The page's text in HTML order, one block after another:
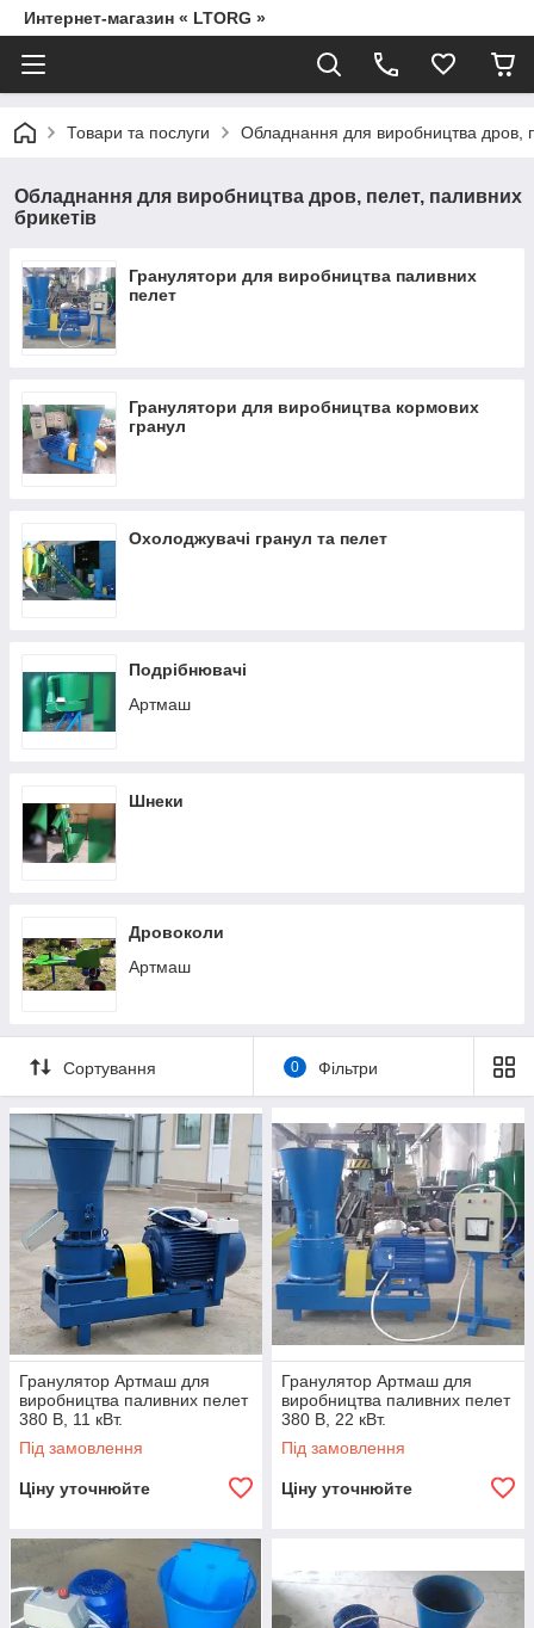
Интернет-магазин « LTORG »
Товари та послуги Обладнання для виробництва дров,
Обладнання для виробництва дров, пелет, паливних
брикетів
Гранулятори для виробництва паливних
пелет
Гранулятори для виробництва кормових
гранул
Охолоджувачі гранул та пелет
Подрібнювачі
Артмаш
Шнеки
Дровоколи
Артмаш
Сортування 0 Фільтри
Гранулятор Артмаш для
виробництва паливних пелет
380 В, 11 кВт.
Під замовлення
Ціну уточнюйте
Гранулятор Артмаш для
виробництва паливних пелет
380 В, 22 кВт.
Під замовлення
Ціну уточнюйте